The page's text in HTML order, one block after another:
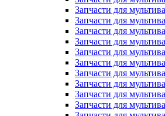
Запчасти для
Запчасти для
Запчасти для
Запчасти для
Запчасти для
Запчасти для
Запчасти для
Запчасти для
Запчасти для
Запчасти для